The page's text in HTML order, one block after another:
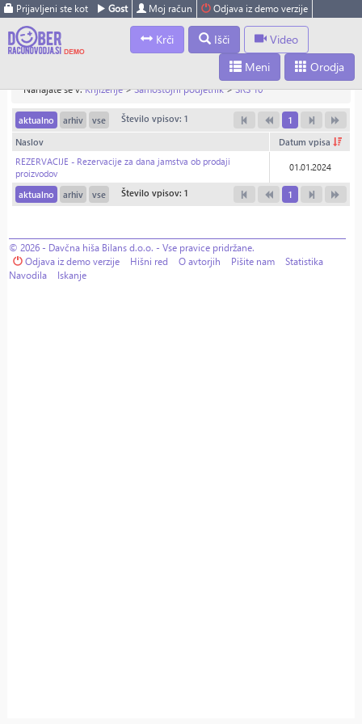
Prijavljeni ste kot Gost Moj račun Odjava iz demo verzije
Krči Išči
Video
Orodja
Meni
Nahajate se v:Knjiženje>Samostojni podjetnik>SRS 10
aktualno arhiv vse Število vpisov: 1 1
Naslov
Datum vpisa
REZERVACIJE - Rezervacije za dana jamstva ob prodaji
proizvodov
01.01.2024
aktualno arhiv vse Število vpisov: 1 1
© 2026 - Davčna hiša Bilans d.o.o. - Vse pravice pridržane.
Odjava iz demo verzije
Hišni red O avtorjih Pišite nam
Statistika
Navodila
Iskanje